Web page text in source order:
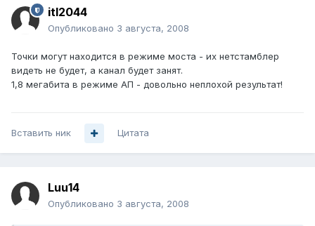
itl2044
Опубликовано 3 августа, 2008
Точки могут находится в режиме моста - их нетстамблер
видеть не будет, а канал будет занят.
1,8 мегабита в режиме АП - довольно неплохой результат!
Вставить ник Цитата
Luu14
Опубликовано 3 августа, 2008